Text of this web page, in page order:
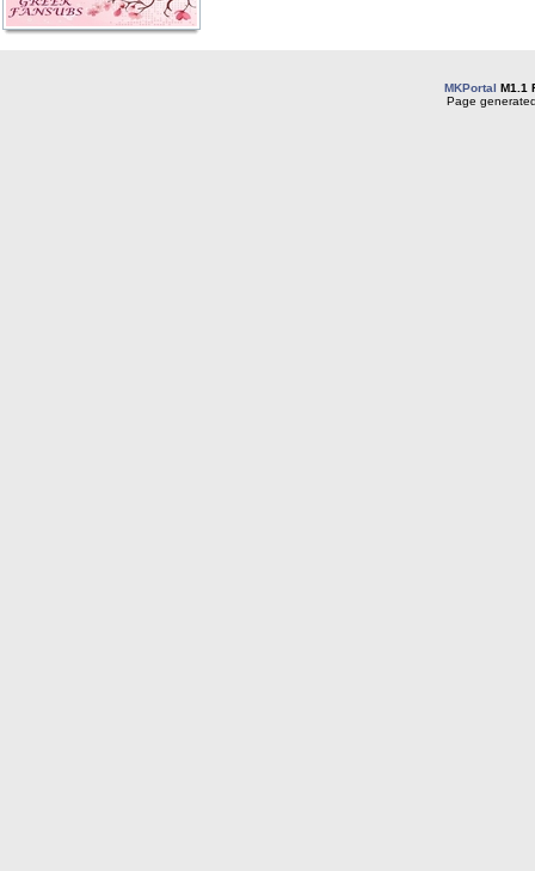
MKPortal M1.1
Page